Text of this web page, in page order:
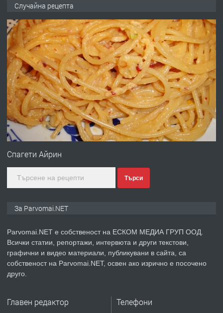
преди 1 година
ПРЕДЛАГА Работа за общи работници
преди 1 година
ПРЕДЛАГА
Първи поход "По стъпките на Ангел
преди 1 година
ПРЕДЛАГА Уроци по Математика
Случайна рецепта
Спагети Айрин
Търси
За Parvomai.NET
Parvomai.NET е собственост на ЕСКОМ МЕДИА ГРУП ООД.
Всички статии, репортажи, интервюта и други текстови,
графични и видео материали, публикувани в сайта, са
собственост на Parvomai.NET, освен ако изрично е посочено
друго.
Главен редактор Телефони